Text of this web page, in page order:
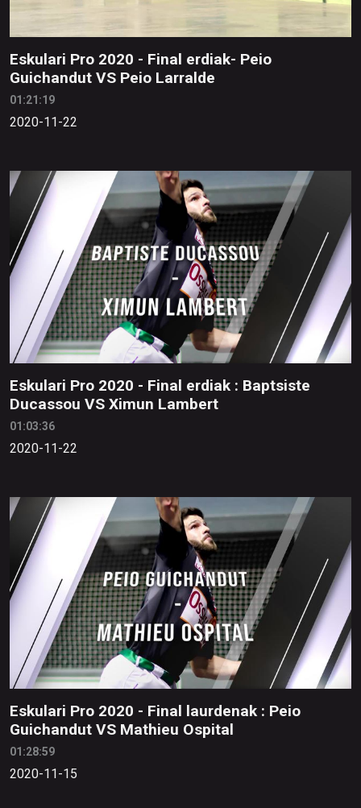
Eskulari Pro 2020 - Final erdiak- Peio
Guichandut VS Peio Larralde
01:21:19
2020-11-22
Eskulari Pro 2020 - Final erdiak : Baptsiste
Ducassou VS Ximun Lambert
01:03:36
2020-11-22
Eskulari Pro 2020 - Final laurdenak : Peio
Guichandut VS Mathieu Ospital
01:28:59
2020-11-15